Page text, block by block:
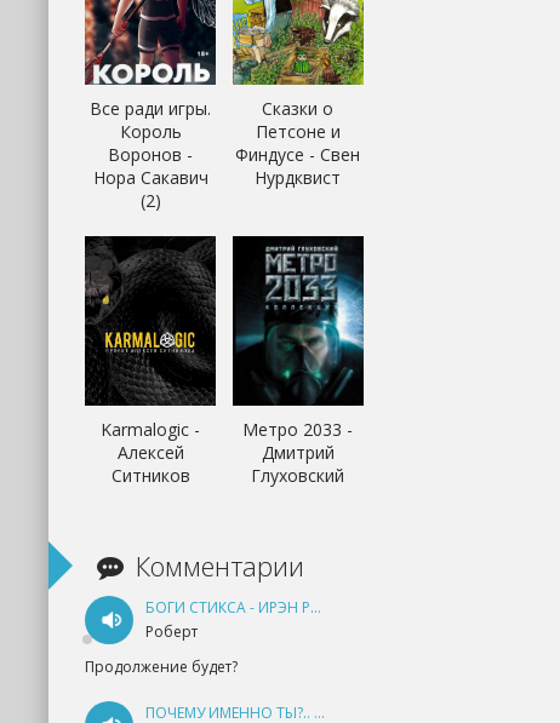
Все ради игры.
Король
Воронов -
Нора Сакавич
(2)
Сказки о
Петсоне и
Финдусе - Свен
Нурдквист
Karmalogic -
Алексей
Ситников
Метро 2033 -
Дмитрий
Глуховский
Комментарии
БОГИ СТИКСА - ИРЭН РУДКЕВИЧ
Роберт
Продолжение будет?
ПОЧЕМУ ИМЕННО ТЫ?.. КНИГА 1 - ЕКАТЕРИНА ЮДИНА